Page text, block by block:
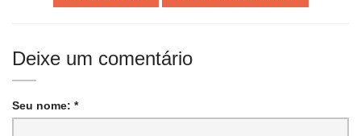
Deixe um comentário
Seu nome: *